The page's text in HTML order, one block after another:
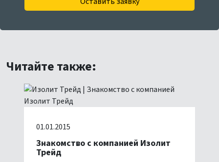
Читайте также:
01.01.2015
Знакомство с компанией Изолит
Трейд